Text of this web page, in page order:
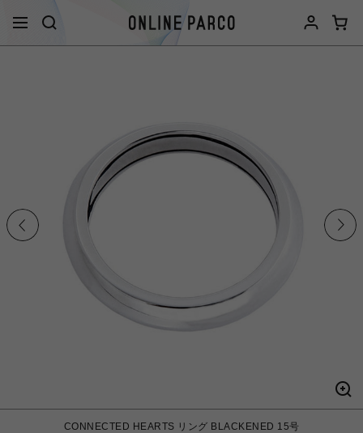
CONNECTED HEARTS リング BLACKENED 15号